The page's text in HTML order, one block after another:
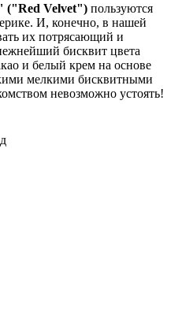
("Red Velvet") пользуются
И, конечно, в нашей
их потрясающий и
бисквит цвета
и белый крем на основе
мелкими бисквитными
невозможно устоять!